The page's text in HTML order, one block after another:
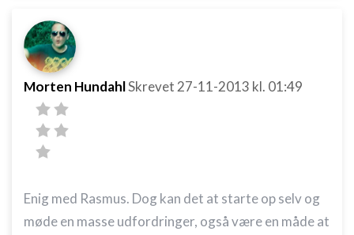
Morten HundahlSkrevet 27-11-2013 kl. 01:49
Enig med Rasmus. Dog kan det at starte op selv og
møde en masse udfordringer, også være en måde at